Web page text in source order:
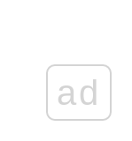
ad